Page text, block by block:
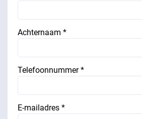
Achternaam *
Telefoonnummer *
E-mailadres *